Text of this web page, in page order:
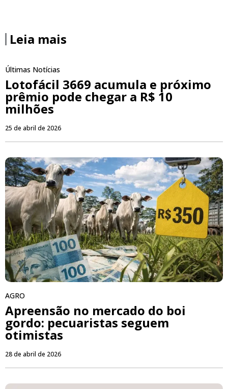
Leia mais
Últimas Notícias
Lotofácil 3669 acumula e próximo
prêmio pode chegar a R$ 10
milhões
25 de abril de 2026
AGRO
Apreensão no mercado do boi
gordo: pecuaristas seguem
otimistas
28 de abril de 2026